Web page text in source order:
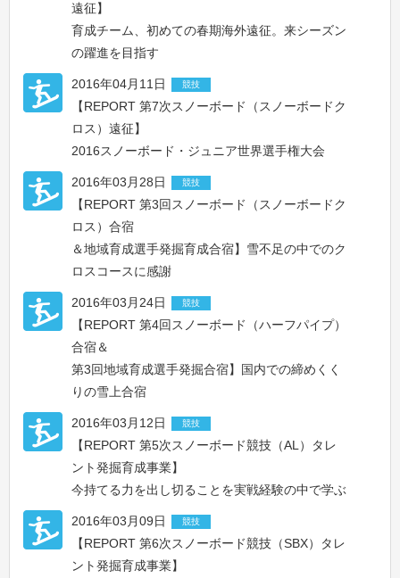
遠征】
育成チーム、初めての春期海外遠征。来シーズン
の躍進を目指す
2016年04月11日 競技
【REPORT 第7次スノーボード（スノーボードク
ロス）遠征】
2016スノーボード・ジュニア世界選手権大会
2016年03月28日 競技
【REPORT 第3回スノーボード（スノーボードク
ロス）合宿
＆地域育成選手発掘育成合宿】雪不足の中でのク
ロスコースに感謝
2016年03月24日 競技
【REPORT 第4回スノーボード（ハーフパイプ）
合宿＆
第3回地域育成選手発掘合宿】国内での締めくく
りの雪上合宿
2016年03月12日 競技
【REPORT 第5次スノーボード競技（AL）タレ
ント発掘育成事業】
今持てる力を出し切ることを実戦経験の中で学ぶ
2016年03月09日 競技
【REPORT 第6次スノーボード競技（SBX）タレ
ント発掘育成事業】